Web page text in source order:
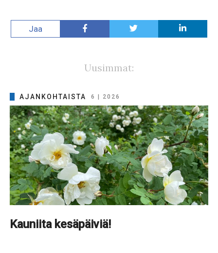
Jaa
Uusimmat:
AJANKOHTAISTA 6 | 2026
Kauniita kesäpäiviä!